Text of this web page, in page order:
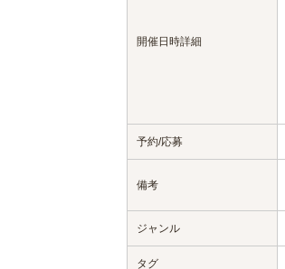
開催日時詳細
予約/応募
備考
ジャンル
タグ